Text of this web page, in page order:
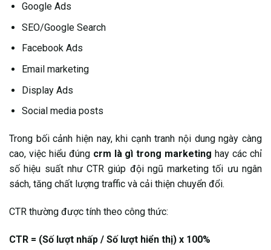
Google Ads
SEO/Google Search
Facebook Ads
Email marketing
Display Ads
Social media posts
Trong bối cảnh hiện nay, khi cạnh tranh nội dung ngày càng
cao, việc hiểu đúng crm là gì trong marketing hay các chỉ
số hiệu suất như CTR giúp đội ngũ marketing tối ưu ngân
sách, tăng chất lượng traffic và cải thiện chuyển đổi.
CTR thường được tính theo công thức:
CTR = (Số lượt nhấp / Số lượt hiển thị) x 100%